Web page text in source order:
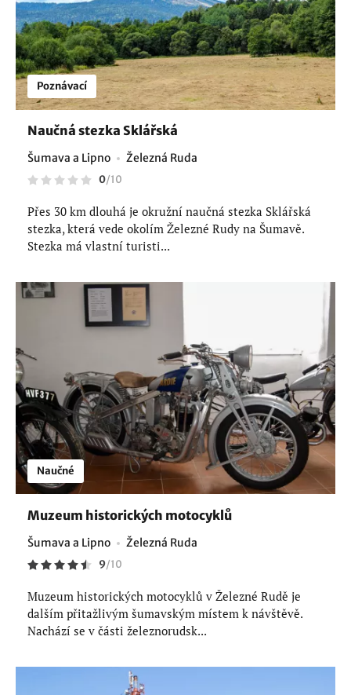
Poznávací
Naučná stezka Sklářská
Šumava a Lipno Železná Ruda
0/10
Přes 30 km dlouhá je okružní naučná stezka Sklářská
stezka, která vede okolím Železné Rudy na Šumavě.
Stezka má vlastní turisti...
Naučné
Muzeum historických motocyklů
Šumava a Lipno Železná Ruda
9/10
Muzeum historických motocyklů v Železné Rudě je
dalším přitažlivým šumavským místem k návštěvě.
Nachází se v části železnorudsk...